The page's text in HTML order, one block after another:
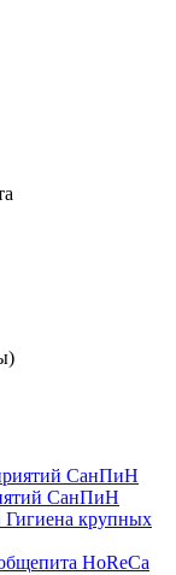
СанПиН
Гигиена крупных